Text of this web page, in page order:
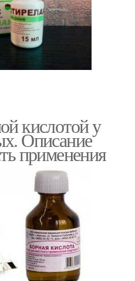
кислотой у
Описание
применения